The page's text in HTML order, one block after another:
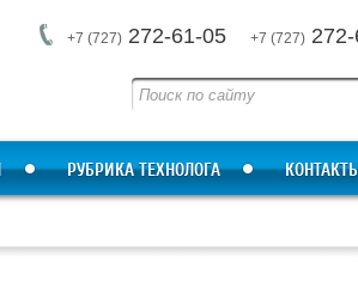
+7 (727) 272-61-05 +7 (727)
РУБРИКА ТЕХНОЛОГА